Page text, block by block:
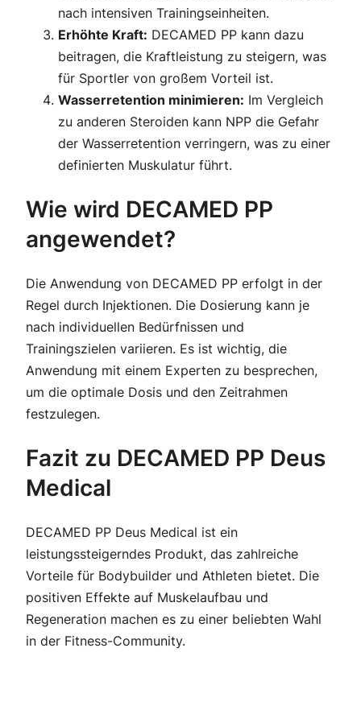
nach intensiven Trainingseinheiten.
Erhöhte Kraft: DECAMED PP kann dazu
beitragen, die Kraftleistung zu steigern, was
für Sportler von großem Vorteil ist.
Wasserretention minimieren: Im Vergleich
zu anderen Steroiden kann NPP die Gefahr
der Wasserretention verringern, was zu einer
definierten Muskulatur führt.
Wie wird DECAMED PP
angewendet?
Die Anwendung von DECAMED PP erfolgt in der
Regel durch Injektionen. Die Dosierung kann je
nach individuellen Bedürfnissen und
Trainingszielen variieren. Es ist wichtig, die
Anwendung mit einem Experten zu besprechen,
um die optimale Dosis und den Zeitrahmen
festzulegen.
Fazit zu DECAMED PP Deus
Medical
DECAMED PP Deus Medical ist ein
leistungssteigerndes Produkt, das zahlreiche
Vorteile für Bodybuilder und Athleten bietet. Die
positiven Effekte auf Muskelaufbau und
Regeneration machen es zu einer beliebten Wahl
in der Fitness-Community.